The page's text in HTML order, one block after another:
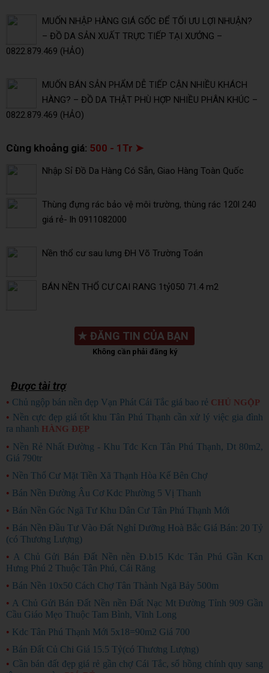
MUỐN NHẬP HÀNG GIÁ GỐC ĐỂ TỐI ƯU LỢI NHUẬN?
– ĐỒ DA SẢN XUẤT TRỰC TIẾP TẠI XƯỞNG –
0822.879.469 (HẢO)
MUỐN BÁN SẢN PHẨM DỄ TIẾP CẬN NHIỀU KHÁCH
HÀNG? – ĐỒ DA THẬT PHÙ HỢP NHIỀU PHÂN KHÚC –
0822.879.469 (HẢO)
Cùng khoảng giá: 500 - 1Tr ➤
Nhập Sỉ Đồ Da Hàng Có Sẵn, Giao Hàng Toàn Quốc
Thùng đựng rác bảo vệ môi trường, thùng rác 120l 240
giá rẻ- lh 0911082000
Nền thổ cư sau lưng ĐH Võ Trường Toán
BÁN NỀN THỔ CƯ CAI RANG 1tỷ050 71.4 m2
★ ĐĂNG TIN CỦA BẠN
Không cần phải đăng ký
Được tài trợ
• Chủ ngộp bán nền đẹp Vạn Phát Cái Tắc giá bao rẻ CHỦ NGỘP
• Nền cực đẹp giá tốt khu Tân Phú Thạnh cần xử lý việc gia đình
ra nhanh HÀNG ĐẸP
• Nền Rẻ Nhất Đường - Khu Tđc Kcn Tân Phú Thạnh, Dt 80m2,
Giá 790tr
• Nền Thổ Cư Mặt Tiền Xã Thạnh Hòa Kế Bên Chợ
• Bán Nền Đường Âu Cơ Kdc Phường 5 Vị Thanh
• Bán Nền Góc Ngã Tư Khu Dân Cư Tân Phú Thạnh Mới
• Bán Nền Đầu Tư Vào Đất Nghỉ Dưỡng Hoà Bắc Giá Bán: 20 Tỷ
(có Thương Lượng)
• A Chủ Gửi Bán Đất Nền nền Đ.b15 Kdc Tân Phú Gần Kcn
Hưng Phú 2 Thuộc Tân Phú, Cái Răng
• Bán Nền 10x50 Cách Chợ Tân Thành Ngã Bảy 500m
• A Chủ Gửi Bán Đất Nền nền Đất Nạc Mt Đường Tỉnh 909 Gần
Cầu Giáo Mẹo Thuộc Tam Bình, Vĩnh Long
• Kdc Tân Phú Thạnh Mới 5x18=90m2 Giá 700
• Bán Đất Củ Chi Giá 15.5 Tỷ(có Thương Lượng)
• Cần bán đất đẹp giá rẻ gần chợ Cái Tắc, sổ hồng chính quy sang